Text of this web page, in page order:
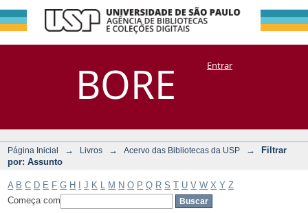
BORE
Filtrar por:
Assunto
DSpace/Manakin + CoriscoEntrar
Página Inicial → Livros → Acervo das Bibliotecas da USP →
Filtrar
por: Assunto
A B C D E F G H J K M N O P Q R S T U V W X Y Z
Começa com